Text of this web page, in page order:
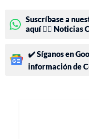
Suscríbase a
aquí 👉🏻 Noticias
✔️ Síganos en
información de